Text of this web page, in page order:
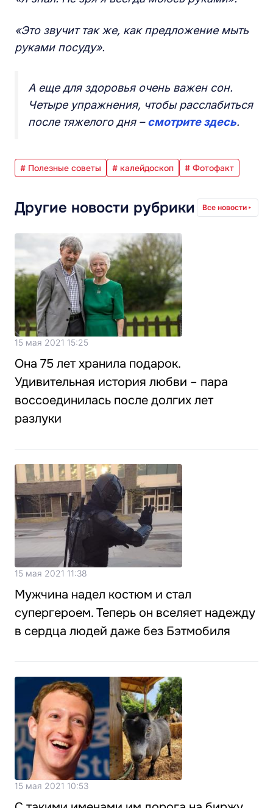
«Это звучит так же, как предложение мыть
руками посуду».
А еще для здоровья очень важен сон.
Четыре упражнения, чтобы расслабиться
после тяжелого дня –смотрите здесь.
# Полезные советы # калейдоскоп # Фотофакт
Другие новости рубрики Все новости
15 мая 2021 15:25
Она 75 лет хранила подарок.
Удивительная история любви – пара
воссоединилась после долгих лет
разлуки
15 мая 2021 11:38
Мужчина надел костюм и стал
супергероем. Теперь он вселяет надежду
в сердца людей даже без Бэтмобиля
15 мая 2021 10:53